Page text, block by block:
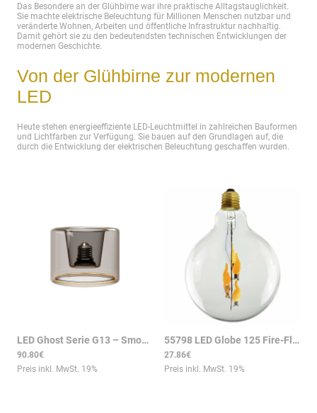
Das Besondere an der Glühbirne war ihre praktische Alltagstauglichkeit.
Sie machte elektrische Beleuchtung für Millionen Menschen nutzbar und
veränderte Wohnen, Arbeiten und öffentliche Infrastruktur nachhaltig.
Damit gehört sie zu den bedeutendsten technischen Entwicklungen der
modernen Geschichte.
Von der Glühbirne zur modernen
LED
Heute stehen energieeffiziente LED-Leuchtmittel in zahlreichen Bauformen
und Lichtfarben zur Verfügung. Sie bauen auf den Grundlagen auf, die
durch die Entwicklung der elektrischen Beleuchtung geschaffen wurden.
LED Ghost Serie G13 – Smoky Ring E27 Designer-Leuchtmittel 1900K, 380lm, dimmbar
90.80€
Preis inkl. MwSt. 19%
55798 LED Globe 125 Fire-Flame down klar E27 1W 60lm 1800K
27.86€
Preis inkl. MwSt. 19%